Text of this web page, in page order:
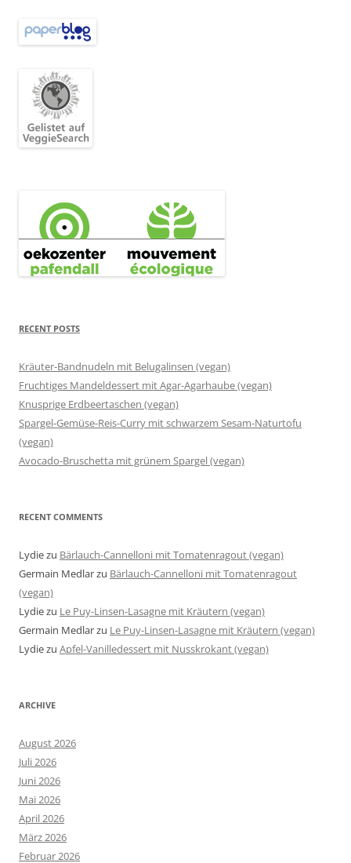
RECENT POSTS
Kräuter-Bandnudeln mit Belugalinsen (vegan)
Fruchtiges Mandeldessert mit Agar-Agarhaube (vegan)
Knusprige Erdbeertaschen (vegan)
Spargel-Gemüse-Reis-Curry mit schwarzem Sesam-Naturtofu
(vegan)
Avocado-Bruschetta mit grünem Spargel (vegan)
RECENT COMMENTS
Lydiezu Bärlauch-Cannelloni mit Tomatenragout (vegan)
Germain Medlarzu Bärlauch-Cannelloni mit Tomatenragout
(vegan)
Lydiezu Le Puy-Linsen-Lasagne mit Kräutern (vegan)
Germain Medlarzu Le Puy-Linsen-Lasagne mit Kräutern (vegan)
Lydiezu Apfel-Vanilledessert mit Nusskrokant (vegan)
ARCHIVE
August 2026
Juli 2026
Juni 2026
Mai 2026
April 2026
März 2026
Februar 2026